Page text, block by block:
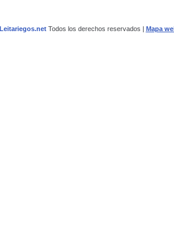
Leitariegos.netTodos los derechos reservados | Mapa